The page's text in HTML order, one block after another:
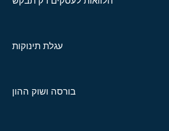
עגלת תינוקות
בורסה ושוק ההון